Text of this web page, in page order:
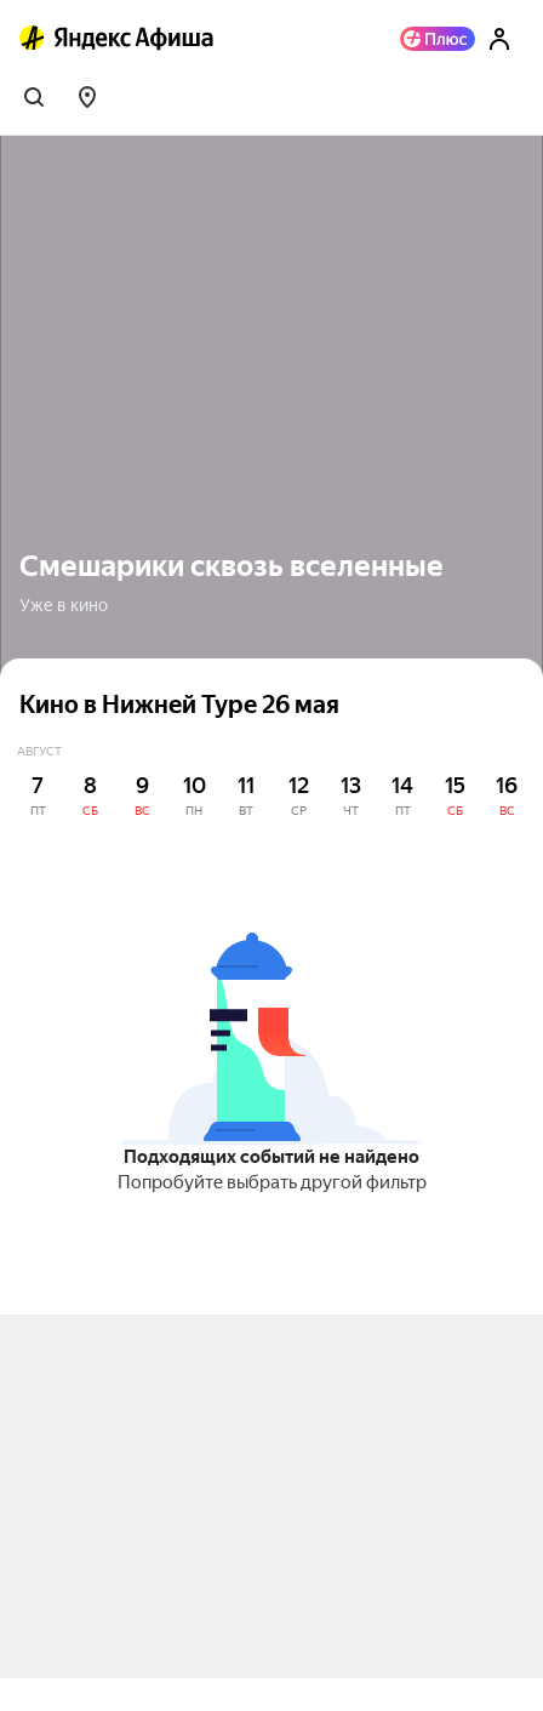
Смешарики сквозь вселенные
Уже в кино
Кино в Нижней Туре 26 мая
АВГУСТ
7
ПТ
8
СБ
9
ВС
10
ПН
11
ВТ
12
СР
13
ЧТ
14
ПТ
15
СБ
16
ВС
Подходящих событий не найдено
Попробуйте выбрать другой фильтр